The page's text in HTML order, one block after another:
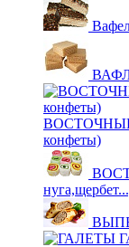
ВОСТОЧНЫЕ
конфеты)